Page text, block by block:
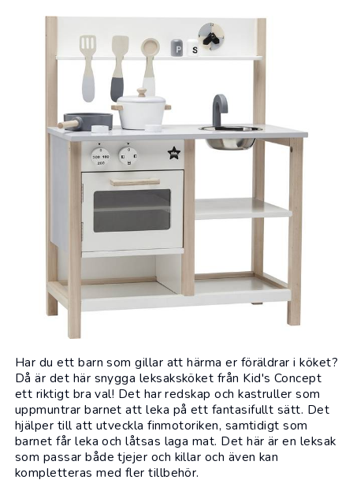
Har du ett barn som gillar att härma er föräldrar i köket?
Då är det här snygga leksaksköket från Kid's Concept
ett riktigt bra val! Det har redskap och kastruller som
uppmuntrar barnet att leka på ett fantasifullt sätt. Det
hjälper till att utveckla finmotoriken, samtidigt som
barnet får leka och låtsas laga mat. Det här är en leksak
som passar både tjejer och killar och även kan
kompletteras med fler tillbehör.